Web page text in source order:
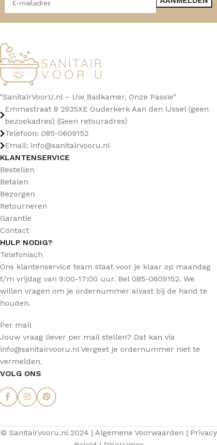
"SanitairVoorU.nl – Uw Badkamer, Onze Passie"
Emmastraat 8 2935XE Ouderkerk Aan den IJssel (geen
bezoekadres) (Geen retouradres)
Telefoon: 085-0609152
Email: info@sanitairvooru.nl
KLANTENSERVICE
Bestellen
Betalen
Bezorgen
Retourneren
Garantie
Contact
HULP NODIG?
Telefonisch
Ons klantenservice team staat voor je klaar op maandag
t/m vrijdag van 9:00-17:00 uur. Bel 085-0609152. We
willen vragen om je ordernummer alvast bij de hand te
houden.
Per mail
Jouw vraag liever per mail stellen? Dat kan via
info@sanitairvooru.nl Vergeet je ordernummer niet te
vermelden.
VOLG ONS
© Sanitairvooru.nl 2024 | Algemene Voorwaarden | Privacy